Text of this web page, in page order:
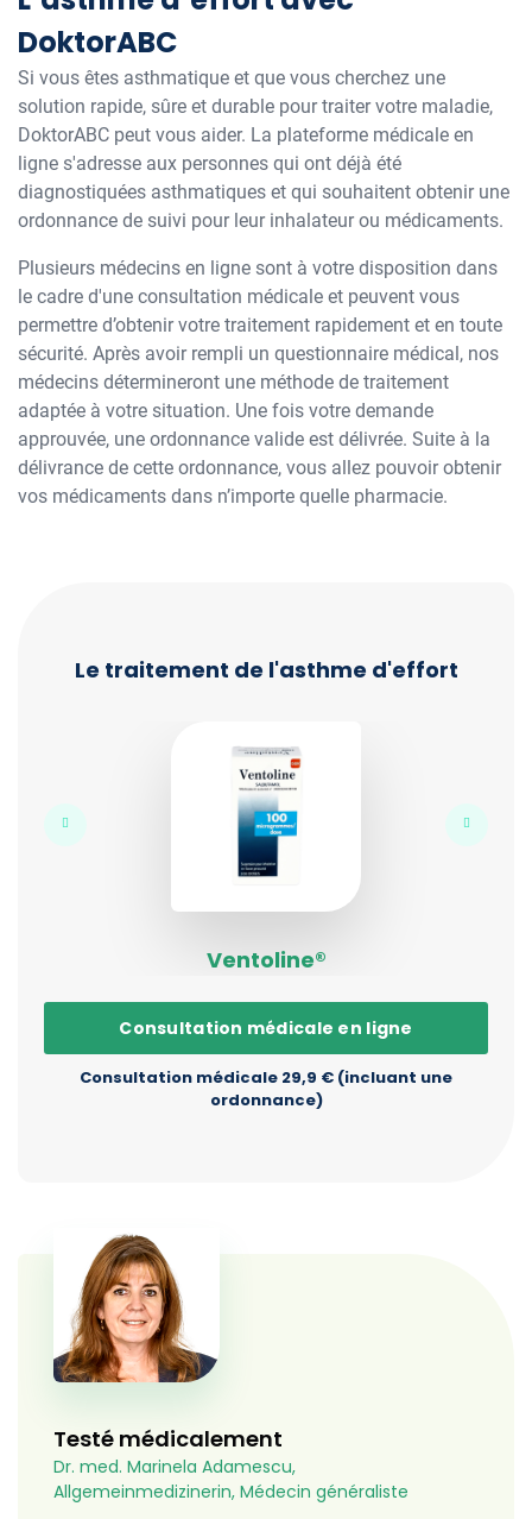
DoktorABC
Si vous êtes asthmatique et que vous cherchez une
solution rapide, sûre et durable pour traiter votre maladie,
DoktorABC peut vous aider. La plateforme médicale en
ligne s'adresse aux personnes qui ont déjà été
diagnostiquées asthmatiques et qui souhaitent obtenir une
ordonnance de suivi pour leur inhalateur ou médicaments.
Plusieurs médecins en ligne sont à votre disposition dans
le cadre d'une consultation médicale et peuvent vous
permettre d’obtenir votre traitement rapidement et en toute
sécurité. Après avoir rempli un questionnaire médical, nos
médecins détermineront une méthode de traitement
adaptée à votre situation. Une fois votre demande
approuvée, une ordonnance valide est délivrée. Suite à la
délivrance de cette ordonnance, vous allez pouvoir obtenir
vos médicaments dans n’importe quelle pharmacie.
Le traitement de l'asthme d'effort
Ventoline®
Consultation médicale en ligne
Consultation médicale 29,9 € (incluant une
ordonnance)
Testé médicalement
Dr. med. Marinela Adamescu,
Allgemeinmedizinerin, Médecin généraliste